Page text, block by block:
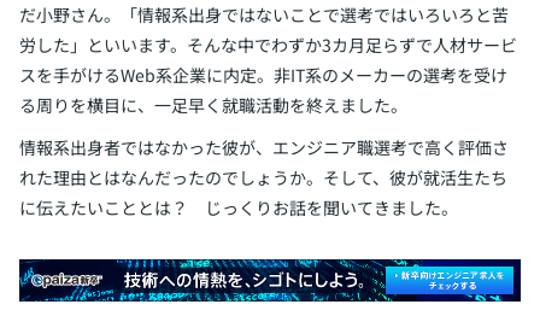
法人向けプラン
学校向けプラン
契約内容・クーポン
だ小野さん。「情報系出身ではないことで選考ではいろいろと苦
労した」といいます。そんな中でわずか3カ月足らずで人材サービ
スを手がけるWeb系企業に内定。非IT系のメーカーの選考を受け
る周りを横目に、一足早く就職活動を終えました。
情報系出身者ではなかった彼が、エンジニア職選考で高く評価さ
れた理由とはなんだったのでしょうか。そして、彼が就活生たち
に伝えたいこととは？ じっくりお話を聞いてきました。